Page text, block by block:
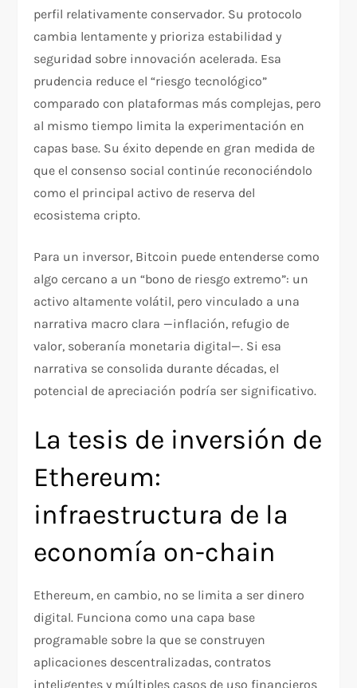
perfil relativamente conservador. Su protocolo
cambia lentamente y prioriza estabilidad y
seguridad sobre innovación acelerada. Esa
prudencia reduce el “riesgo tecnológico”
comparado con plataformas más complejas, pero
al mismo tiempo limita la experimentación en
capas base. Su éxito depende en gran medida de
que el consenso social continúe reconociéndolo
como el principal activo de reserva del
ecosistema cripto.
Para un inversor, Bitcoin puede entenderse como
algo cercano a un “bono de riesgo extremo”: un
activo altamente volátil, pero vinculado a una
narrativa macro clara —inflación, refugio de
valor, soberanía monetaria digital—. Si esa
narrativa se consolida durante décadas, el
potencial de apreciación podría ser significativo.
La tesis de inversión de
Ethereum:
infraestructura de la
economía on-chain
Ethereum, en cambio, no se limita a ser dinero
digital. Funciona como una capa base
programable sobre la que se construyen
aplicaciones descentralizadas, contratos
inteligentes y múltiples casos de uso financieros